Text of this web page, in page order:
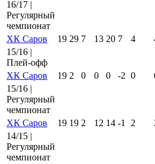
16/17 |
Регулярный
чемпионат
ХК Саров
19 29 7 13 20 7 4
15/16 |
Плей-офф
ХК Саров
19 2 0 0 0 -2 0
15/16 |
Регулярный
чемпионат
ХК Саров
19 19 2 12 14 -1 2
14/15 |
Регулярный
чемпионат